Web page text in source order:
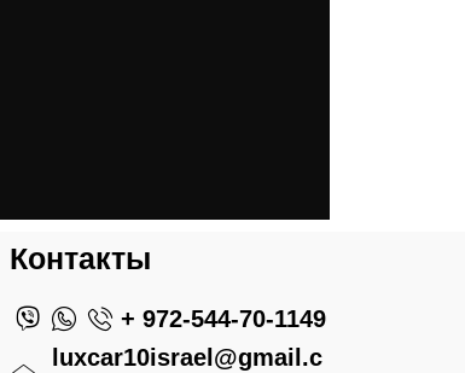
Контакты
+ 972-544-70-1149
luxcar10israel@gmail.c